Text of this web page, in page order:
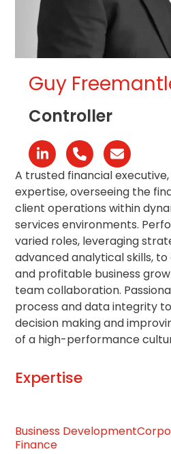
Guy
Controller
LinkedinPhone
Number
Email
A trusted financial
expertise, overseeing the
client operations within
services environments.
varied roles, leveraging
advanced analytical skills,
and profitable business
team collaboration.
process and data integrity
decision making and
of a high-performance
Expertise
Business Development
Finance